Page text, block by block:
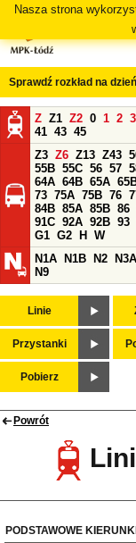
Nasza strona
Sprawdź rozkład na
Z Z1 Z2 0 1 2 3
41 43 45
Z3 Z6 Z13 Z43
55B 55C 56 57
64A 64B 65A
73 75A 75B 76
84B 85A 85B 86
91C 92A 92B 93
G1 G2 H
W
N1A
N1B N2 N3A
N9
Linie
Przystanki
Pobierz
Powrót
PODSTAWOWE KIERUNKI